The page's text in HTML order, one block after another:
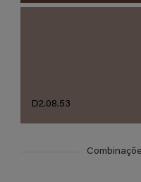
D2.08.53